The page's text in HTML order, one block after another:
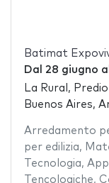
Batimat
Dal 28 giugno al
La Rural,
Buenos Aires,
Arredamento
per edilizia,
Tecnologia,
Tencologiche,